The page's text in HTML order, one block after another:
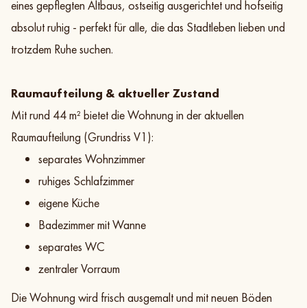
eines gepflegten Altbaus, ostseitig ausgerichtet und hofseitig
absolut ruhig - perfekt für alle, die das Stadtleben lieben und
trotzdem Ruhe suchen.
Raumaufteilung & aktueller Zustand
Mit rund 44 m² bietet die Wohnung in der aktuellen
Raumaufteilung (Grundriss V1):
separates Wohnzimmer
ruhiges Schlafzimmer
eigene Küche
Badezimmer mit Wanne
separates WC
zentraler Vorraum
Die Wohnung wird frisch ausgemalt und mit neuen Böden